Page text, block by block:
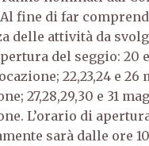
Al fine di far
delle attività da
del seggio: 20
22,23,24 e 26
27,28,29,30 e 31
L’orario di
sarà dalle ore